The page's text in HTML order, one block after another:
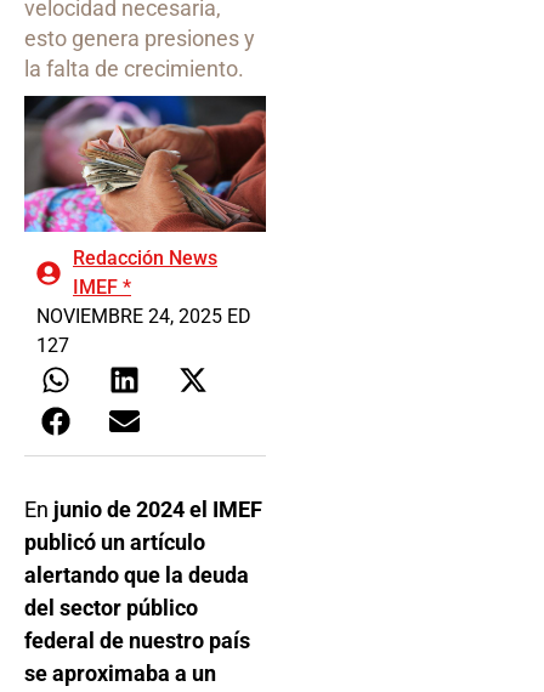
velocidad necesaria,
esto genera presiones y
la falta de crecimiento.
Redacción News
IMEF *
NOVIEMBRE 24, 2025 ED
127
En junio de 2024 el IMEF
publicó un artículo
alertando que la deuda
del sector público
federal de nuestro país
se aproximaba a un